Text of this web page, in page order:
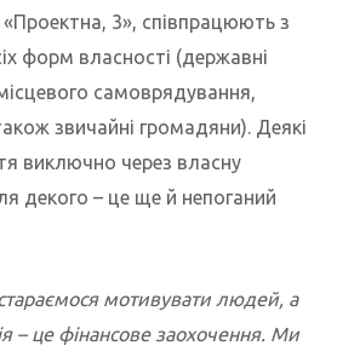
3», співпрацюють з
форм власності (державні
самоврядування,
звичайні громадяни). Деякі
виключно через власну
декого – це ще й непоганий
мотивувати людей, а
– це фінансове заохочення. Ми